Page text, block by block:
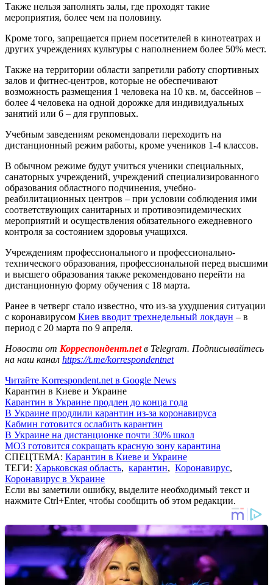
Также нельзя заполнять залы, где проходят такие
мероприятия, более чем на половину.
Кроме того, запрещается прием посетителей в кинотеатрах и
других учреждениях культуры с наполнением более 50% мест.
Также на территории области запретили работу спортивных
залов и фитнес-центров, которые не обеспечивают
возможность размещения 1 человека на 10 кв. м, бассейнов –
более 4 человека на одной дорожке для индивидуальных
занятий или 6 – для групповых.
Учебным заведениям рекомендовали переходить на
дистанционный режим работы, кроме учеников 1-4 классов.
В обычном режиме будут учиться ученики специальных,
санаторных учреждений, учреждений специализированного
образования областного подчинения, учебно-
реабилитационных центров – при условии соблюдения ими
соответствующих санитарных и противоэпидемических
мероприятий и осуществления обязательного ежедневного
контроля за состоянием здоровья учащихся.
Учреждениям профессионального и профессионально-
технического образования, профессиональной перед высшими
и высшего образования также рекомендовано перейти на
дистанционную форму обучения с 18 марта.
Ранее в четверг стало известно, что из-за ухудшения ситуации
с коронавирусом Киев вводит трехнедельный локдаун – в
период с 20 марта по 9 апреля.
Новости от Корреспондент.netв Telegram. Подписывайтесь
на наш канал https://t.me/korrespondentnet
Читайте Korrespondent.net в Google News
Карантин в Киеве и Украине
Карантин в Украине продлен до конца года
В Украине продлили карантин из-за коронавируса
Кабмин готовится ослабить карантин
В Украине на дистанционке почти 30% школ
МОЗ готовится сокращать красную зону карантина
СПЕЦТЕМА: Карантин в Киеве и Украине
ТЕГИ: Харьковская область, карантин, Коронавирус,
Коронавирус в Украине
Если вы заметили ошибку, выделите необходимый текст и
нажмите Ctrl+Enter, чтобы сообщить об этом редакции.